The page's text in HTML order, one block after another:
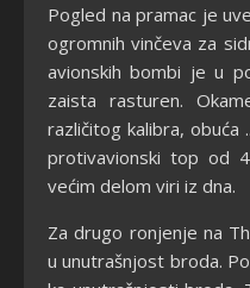
Pogled na pramac je
ogromnih vinčeva za
avionskih bombi je u
zaista rasturen.
različitog kalibra, obuća
protivavionski top od
većim delom viri iz dna.
Za drugo ronjenje na
u unutrašnjost broda.